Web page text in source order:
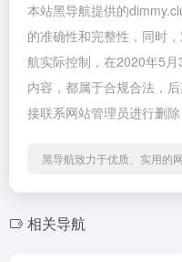
本站黑导航提供的
的准确性和完整性，同时
航实际控制，在2020年5
内容，都属于合规合法，
接联系网站管理员进行删
黑导航致力于优质、实用的
相关导航